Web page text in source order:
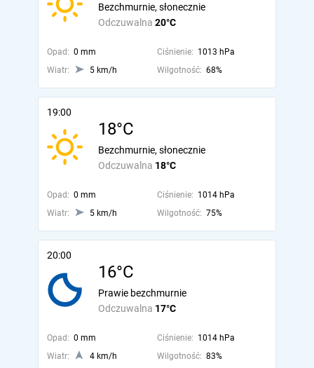
Odczuwalna 20°C
Bezchmurnie, słonecznie
Opad: 0 mm Ciśnienie: 1013 hPa
Wiatr:
5 km/h Wilgotność: 68%
19:00
18°C
Odczuwalna 18°C
Bezchmurnie, słonecznie
Opad: 0 mm Ciśnienie: 1014 hPa
Wiatr:
5 km/h Wilgotność: 75%
20:00
16°C
Odczuwalna 17°C
Prawie bezchmurnie
Opad: 0 mm Ciśnienie: 1014 hPa
Wiatr:
4 km/h Wilgotność: 83%